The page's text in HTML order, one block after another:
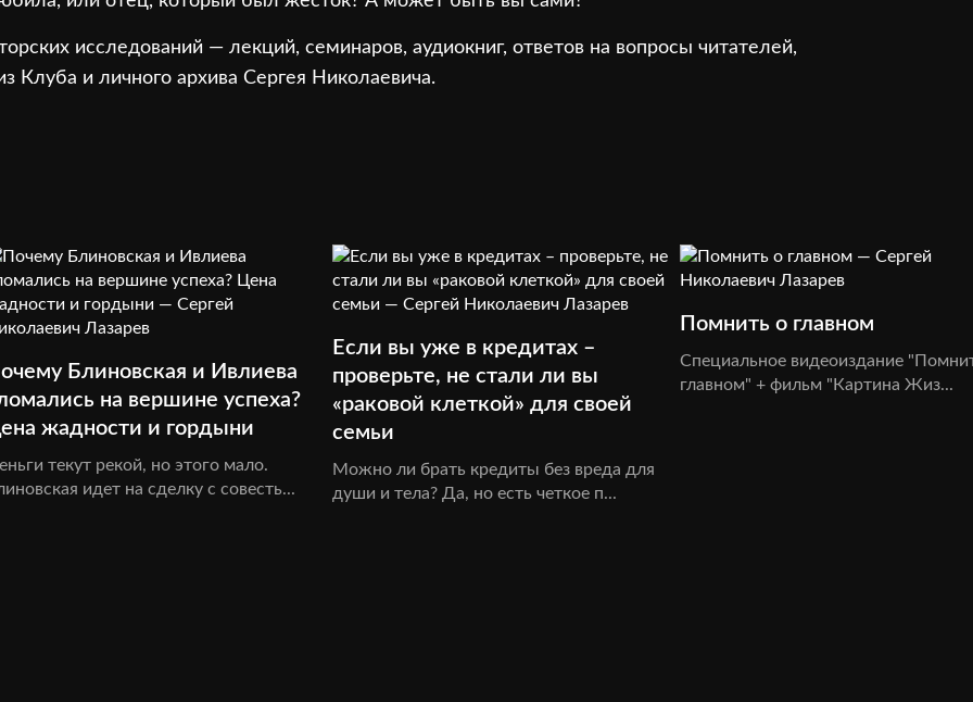
исследований — лекций, семинаров, аудиокниг, ответов на вопросы читателей,
Клуба и личного архива Сергея Николаевича.
Блиновская и Ивлиева
на вершине успеха?
жадности и гордыни
текут рекой, но этого мало.
идет на сделку с совесть...
Если вы уже в кредитах –
проверьте, не стали ли вы
«раковой клеткой» для своей
семьи
Можно ли брать кредиты без вреда для
души и тела? Да, но есть четкое п...
Помнить о главном
Специальное видеоиздание
главном" + фильм "Картина Жиз...